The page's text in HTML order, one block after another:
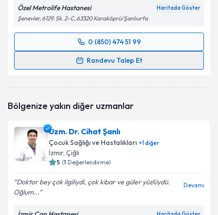
Özel Metrolife Hastanesi Haritada Göster
Şenevler, 6129. Sk. 2-C, 63320 Karaköprü/Şanlıurfa
0 (850) 474 51 99
Randevu Talep Et
Randevu Takvimi Talebi
talebi oluşturun. Size bu uzmandan randevu almanız
bilgilendireceğiz.
E-posta Adresiniz
Kişisel verilerimin işlenmesine ilişkinAydınlatma
Metni 'ni okudum ve kişisel verilerimin belirtilen
Bölgenize yakın diğer uzmanlar
Uzm. Dr. Cihat Şanlı
Çocuk Sağlığı ve Hastalıkları +1diğer
İzmir, Çiğli
5 (1 Değerlendirme)
Doktor bey çok ilgiliydi, çok kibar ve güler yüzlüydü.
Oğlum...
Devamı